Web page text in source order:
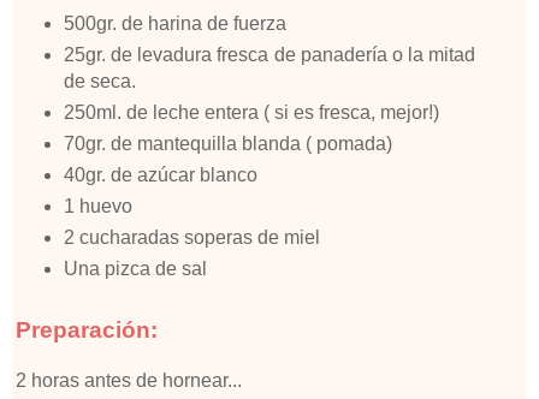
500gr. de harina de fuerza
25gr. de levadura fresca de panadería o la mitad
de seca.
250ml. de leche entera ( si es fresca, mejor!)
70gr. de mantequilla blanda ( pomada)
40gr. de azúcar blanco
1 huevo
2 cucharadas soperas de miel
Una pizca de sal
Preparación:
2 horas antes de hornear...